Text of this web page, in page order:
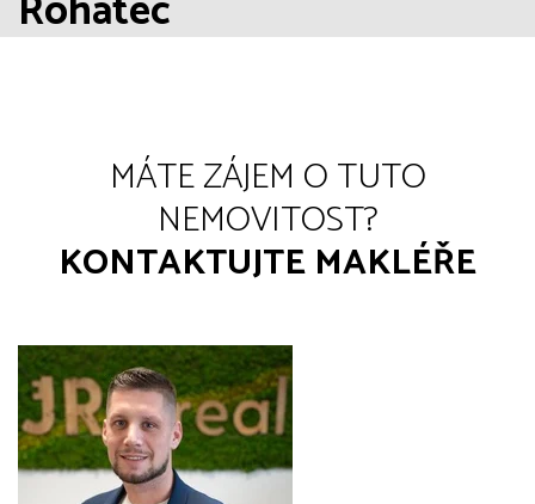
MÁTE ZÁJEM O TUTO
NEMOVITOST?
KONTAKTUJTE MAKLÉŘE